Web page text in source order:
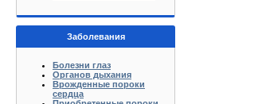
Заболевания
Болезни глаз
Органов дыхания
Врожденные пороки
сердца